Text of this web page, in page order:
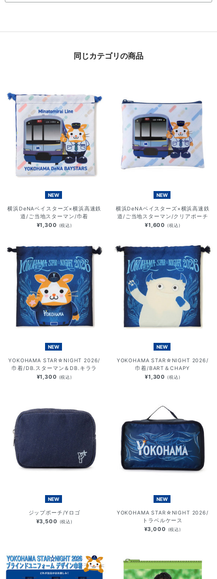
同じカテゴリの商品
NEW
横浜DeNAベイスターズ×横浜高速鉄
道/ご当地スターマン/巾着
¥1,300 (税込)
NEW
横浜DeNAベイスターズ×横浜高速鉄
道/ご当地スターマン/クリアポーチ
¥1,600 (税込)
NEW
YOKOHAMA STAR☆NIGHT 2026/
巾着/DB.スターマン＆DB.キララ
¥1,300 (税込)
NEW
YOKOHAMA STAR☆NIGHT 2026/
巾着/BART＆CHAPY
¥1,300 (税込)
NEW
ジップポーチ/Yロゴ
¥3,500 (税込)
NEW
YOKOHAMA STAR☆NIGHT 2026/
トラベルケース
¥3,000 (税込)